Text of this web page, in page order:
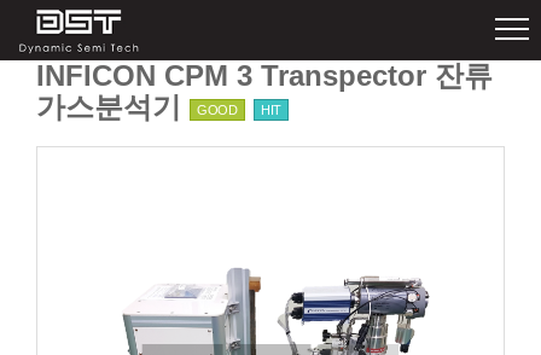
INFICON CPM 3 Transpector 잔류
가스분석기
GOOD HIT